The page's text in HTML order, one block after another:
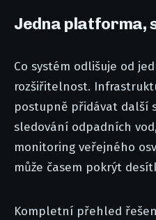
Jedna platforma,
Co systém odlišuje od
rozšiřitelnost.
postupně přidávat další
sledování odpadních
monitoring veřejného
může časem pokrýt
Kompletní přehled